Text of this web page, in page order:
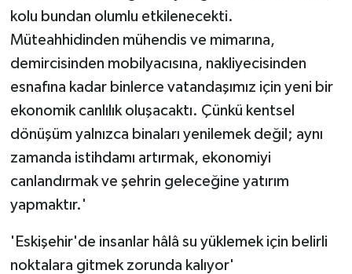
kolu bundan olumlu etkilenecekti.
Müteahhidinden mühendis ve mimarına,
demircisinden mobilyacısına, nakliyecisinden
esnafına kadar binlerce vatandaşımız için yeni bir
ekonomik canlılık oluşacaktı. Çünkü kentsel
dönüşüm yalnızca binaları yenilemek değil; aynı
zamanda istihdamı artırmak, ekonomiyi
canlandırmak ve şehrin geleceğine yatırım
yapmaktır.'
'Eskişehir'de insanlar hâlâ su yüklemek için belirli
noktalara gitmek zorunda kalıyor'